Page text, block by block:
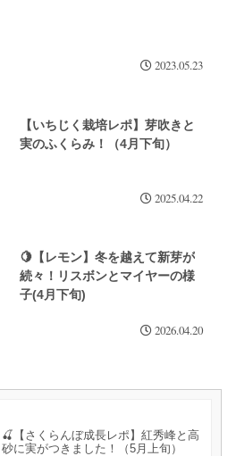
2023.05.23
【いちじく栽培レポ】芽吹きと
実のふくらみ！（4月下旬）
2025.04.22
🍋【レモン】冬を越えて新芽が
続々！リスボンとマイヤーの様
子(4月下旬)
2026.04.20
🍒【さくらんぼ成長レポ】紅秀峰と高
砂に実がつきました！（5月上旬）